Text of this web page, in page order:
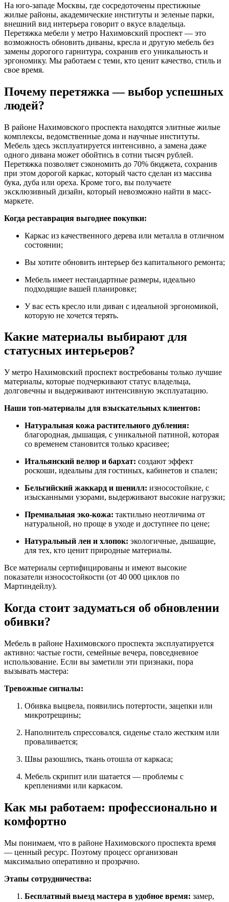
На юго-западе Москвы, где сосредоточены престижные
жилые районы, академические институты и зеленые парки,
внешний вид интерьера говорит о вкусе владельца.
Перетяжка мебели у метро Нахимовский проспект — это
возможность обновить диваны, кресла и другую мебель без
замены дорогого гарнитура, сохранив его уникальность и
эргономику. Мы работаем с теми, кто ценит качество, стиль и
свое время.
Почему перетяжка — выбор успешных
людей?
В районе Нахимовского проспекта находятся элитные жилые
комплексы, ведомственные дома и научные институты.
Мебель здесь эксплуатируется интенсивно, а замена даже
одного дивана может обойтись в сотни тысяч рублей.
Перетяжка позволяет сэкономить до 70% бюджета, сохранив
при этом дорогой каркас, который часто сделан из массива
бука, дуба или ореха. Кроме того, вы получаете
эксклюзивный дизайн, который невозможно найти в масс-
маркете.
Когда реставрация выгоднее покупки:
Каркас из качественного дерева или металла в отличном
состоянии;
Вы хотите обновить интерьер без капитального ремонта;
Мебель имеет нестандартные размеры, идеально
подходящие вашей планировке;
У вас есть кресло или диван с идеальной эргономикой,
которую не хочется терять.
Какие материалы выбирают для
статусных интерьеров?
У метро Нахимовский проспект востребованы только лучшие
материалы, которые подчеркивают статус владельца,
долговечны и выдерживают интенсивную эксплуатацию.
Наши топ-материалы для взыскательных клиентов:
Натуральная кожа растительного дубления:
благородная, дышащая, с уникальной патиной, которая
со временем становится только красивее;
Итальянский велюр и бархат: создают эффект
роскоши, идеальны для гостиных, кабинетов и спален;
Бельгийский жаккард и шенилл: износостойкие, с
изысканными узорами, выдерживают высокие нагрузки;
Премиальная эко-кожа: тактильно неотличима от
натуральной, но проще в уходе и доступнее по цене;
Натуральный лен и хлопок: экологичные, дышащие,
для тех, кто ценит природные материалы.
Все материалы сертифицированы и имеют высокие
показатели износостойкости (от 40 000 циклов по
Мартиндейлу).
Когда стоит задуматься об обновлении
обивки?
Мебель в районе Нахимовского проспекта эксплуатируется
активно: частые гости, семейные вечера, повседневное
использование. Если вы заметили эти признаки, пора
вызывать мастера:
Тревожные сигналы:
Обивка выцвела, появились потертости, зацепки или
микротрещины;
Наполнитель спрессовался, сиденье стало жестким или
проваливается;
Швы разошлись, ткань отошла от каркаса;
Мебель скрипит или шатается — проблемы с
креплениями или каркасом.
Как мы работаем: профессионально и
комфортно
Мы понимаем, что в районе Нахимовского проспекта время
— ценный ресурс. Поэтому процесс организован
максимально оперативно и прозрачно.
Этапы сотрудничества:
Бесплатный выезд мастера в удобное время: замер,